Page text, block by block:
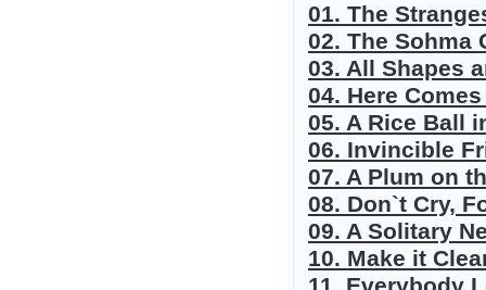
01. The
02. The Sohma
03. All Shapes
04. Here
05. A Rice Ball
06. Invincible
07. A Plum on
08. Don`t Cry,
09. A Solitary
10. Make it